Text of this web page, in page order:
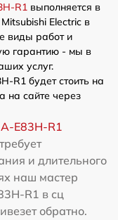
R1 выполняется в
Electric в
виды работ и
гарантию - мы в
услуг.
R1 будет стоить на
на сайте через
E83H-R1
и длительного
наш мастер
R1 в сц
обратно.